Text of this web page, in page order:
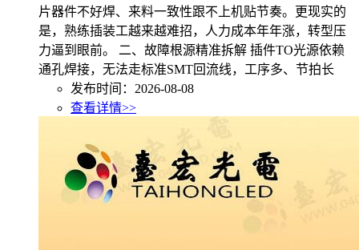
片器件不好焊、来料一致性跟不上机贴节奏。更现实的
是，熟练插装工越来越难招，人力成本年年涨，转型压
力逼到眼前。 二、故障根源精准拆解 插件TO光源依赖
通孔焊接，无法走标准SMT回流线，工序多、节拍长
发布时间：2026-08-08
查看详情>>